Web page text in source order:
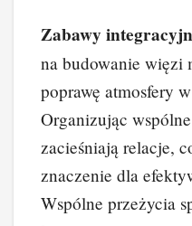
Zabawy
na budowanie więzi
poprawę atmosfery
Organizując
zacieśniają relacje,
znaczenie dla
Wspólne przeżycia